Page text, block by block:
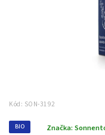
Kód: SON-3192
BIO Značka: